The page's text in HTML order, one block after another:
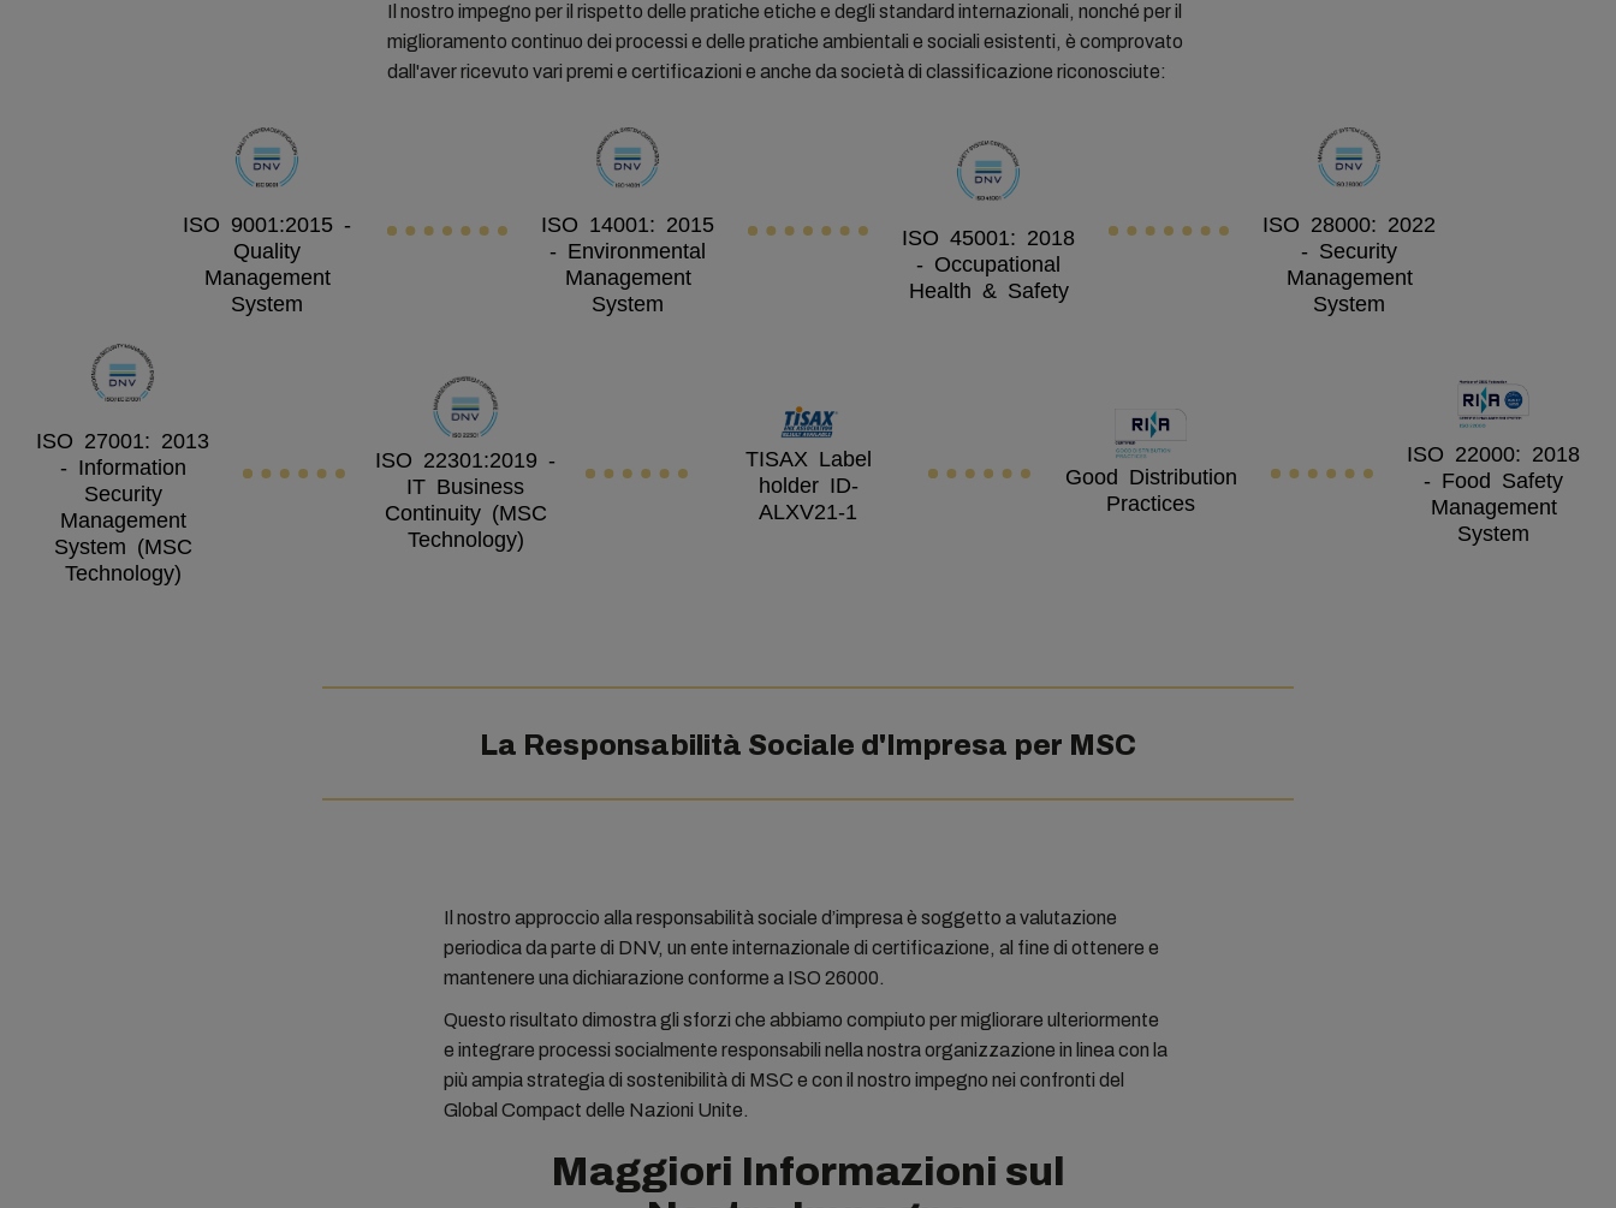
Il nostro impegno per il rispetto delle pratiche etiche e degli standard internazionali, nonché per il
miglioramento continuo dei processi e delle pratiche ambientali e sociali esistenti, è comprovato
dall'aver ricevuto vari premi e certificazioni e anche da società di classificazione riconosciute:
ISO 9001:2015 -
Quality
Management
System
ISO 14001: 2015
- Environmental
Management
System
ISO 45001: 2018
- Occupational
Health & Safety
ISO 28000: 2022
- Security
Management
System
ISO 27001: 2013
- Information
Security
Management
System (MSC
Technology)
ISO 22301:2019 -
IT Business
Continuity (MSC
Technology)
TISAX Label
holder ID-
ALXV21-1
Good Distribution
Practices
ISO 22000: 2018
- Food Safety
Management
System
La Responsabilità Sociale d'Impresa per MSC
Il nostro approccio alla responsabilità sociale d’impresa è soggetto a valutazione
periodica da parte di DNV, un ente internazionale di certificazione, al fine di ottenere e
mantenere una dichiarazione conforme a ISO 26000.
Questo risultato dimostra gli sforzi che abbiamo compiuto per migliorare ulteriormente
e integrare processi socialmente responsabili nella nostra organizzazione in linea con la
più ampia strategia di sostenibilità di MSC e con il nostro impegno nei confronti del
Global Compact delle Nazioni Unite.
Maggiori Informazioni sul